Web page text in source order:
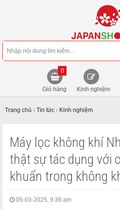
Giỏ hàng
0
Kinh nghiệm
Trang chủ › Tin tức › Kinh nghiệm
Máy lọc không khí
thật sự tác dụng với
khuẩn trong không
05-03-2025, 9:36 am